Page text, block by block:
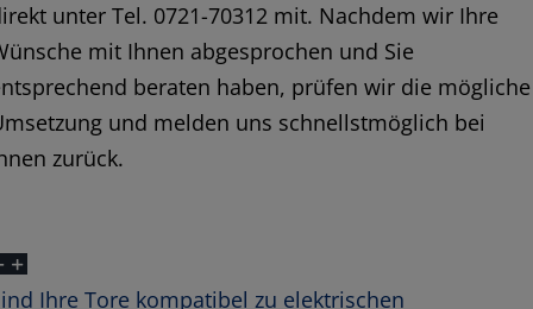
unter Tel. 0721-70312 mit. Nachdem wir Ihre
mit Ihnen abgesprochen und Sie
beraten haben, prüfen wir die mögliche
und melden uns schnellstmöglich bei
zurück.
Ihre Tore kompatibel zu elektrischen